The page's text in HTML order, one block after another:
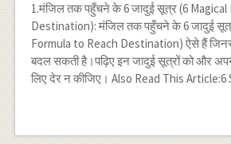
1.मंजिल तक पहुँचने के 6 जादुई सूत्र (6 Magical
Destination): मंजिल तक पहुँचने के 6 जादुई
Formula to Reach Destination) ऐसे हैं
बदल सकती है।पढ़िए इन जादुई सूत्रों को और
लिए देर न कीजिए। Also Read This